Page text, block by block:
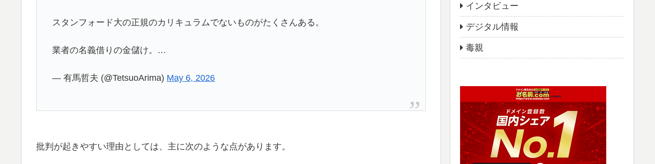
スタンフォード大の正規のカリキュラムでないものがたくさんある。
業者の名義借りの金儲け。…
— 有馬哲夫 (@TetsuoArima) May 6, 2026
批判が起きやすい理由としては、主に次のような点があります。
インタビュー
デジタル情報
毒親